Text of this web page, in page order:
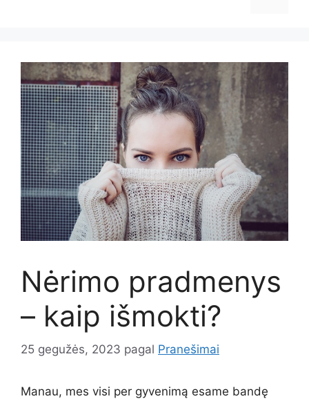
Nėrimo pradmenys
– kaip išmokti?
25 gegužės, 2023 pagal Pranešimai
Manau, mes visi per gyvenimą esame bandę